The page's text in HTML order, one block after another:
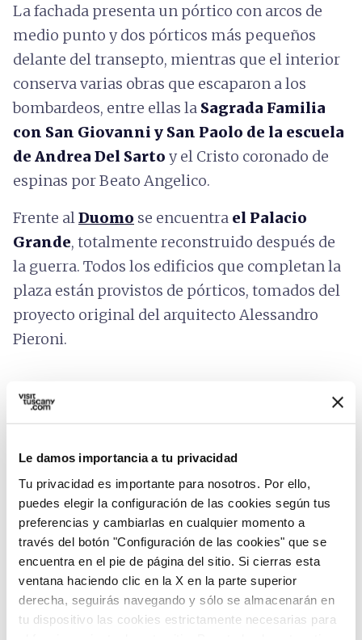
Le damos importancia a tu privacidad
Tu privacidad es importante para nosotros. Por ello,
puedes elegir la configuración de las cookies según tus
preferencias y cambiarlas en cualquier momento a
través del botón "Configuración de las cookies" que se
encuentra en el pie de página del sitio. Si cierras esta
ventana haciendo clic en la X en la parte superior
derecha, seguirás navegando y sólo se almacenarán en
tu dispositivo las cookies estrictamente necesarias para
La fachada presenta un pórtico con arcos de
medio punto y dos pórticos más pequeños
delante del transepto, mientras que el interior
conserva varias obras que escaparon a los
bombardeos, entre ellas la Sagrada Familia
con San Giovanni y San Paolo de la escuela
de Andrea Del Sarto y el Cristo coronado de
espinas por Beato Angelico.
Frente alDuomo se encuentra el Palacio
Grande, totalmente reconstruido después de
la guerra. Todos los edificios que completan la
plaza están provistos de pórticos, tomados del
proyecto original del arquitecto Alessandro
Pieroni.
directions Indicaciones